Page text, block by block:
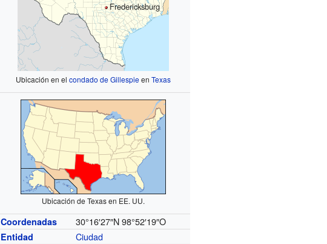
Fredericksburg
Ubicación en elcondado de GillespieenTexas
Ubicación de Texas en EE. UU.
Coordenadas 30°16′27″N 98°52′19″O
Entidad
Ciudad